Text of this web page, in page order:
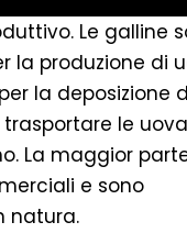
Le galline
la produzione di
la deposizione
le uova
La maggior
e sono
natura.